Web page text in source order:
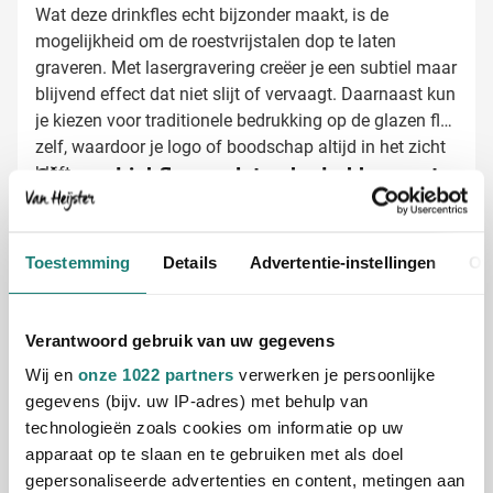
Toestemming Details Advertentie-instellingen
Verantwoord gebruik van uw gegevens
Wij en onze 1022 partners verwerken je persoonlijke
gegevens (bijv. uw IP-adres) met behulp van
technologieën zoals cookies om informatie op uw
apparaat op te slaan en te gebruiken met als doel
gepersonaliseerde advertenties en content, metingen aan
Wat deze drinkfles echt bijzonder maakt, is de
mogelijkheid om de roestvrijstalen dop te laten
graveren. Met lasergravering creëer je een subtiel maar
blijvend effect dat niet slijt of vervaagt. Daarnaast kun
je kiezen voor traditionele bedrukking op de glazen fles
zelf, waardoor je logo of boodschap altijd in het zicht
blijft.
Glazen drinkflessen laten bedrukken met
jouw logo
jouw glazen drinkfles een uniek visitekaartje. Kies uit
verschillende opties:
kleuren
Gravering in de roestvrijstalen dop voor een luxe
uitstraling
Combineer bedrukking en gravering voor maximale
impact
Gratis digitaal voorbeeld van je bedrukte